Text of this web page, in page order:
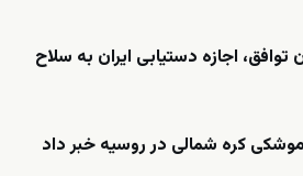
توافق، اجازه دستیابی ایران به سلاح
موشکی کره شمالی در روسیه خبر داد